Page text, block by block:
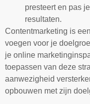
presteert en pas
resultaten.
Contentmarketing is
voegen voor je
je online
toepassen van deze
aanwezigheid
opbouwen met zijn